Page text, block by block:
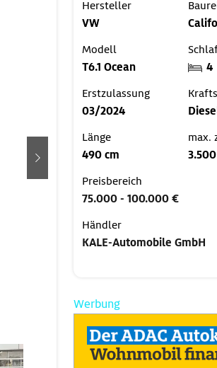
weiter
Hersteller
VW
Modell
T6.1 Ocean
4
Erstzulassung
03/2024
Länge
490 cm
max.
Preisbereich
75.000 - 100.000 €
Händler
KALE-Automobile GmbH
Werbung